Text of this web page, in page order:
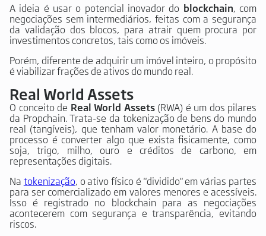
A ideia é usar o potencial inovador do blockchain, com
negociações sem intermediários, feitas com a segurança
da validação dos blocos, para atrair quem procura por
investimentos concretos, tais como os imóveis.
Porém, diferente de adquirir um imóvel inteiro, o propósito
é viabilizar frações de ativos do mundo real.
Real World Assets
O conceito de Real World Assets(RWA) é um dos pilares
da Propchain. Trata-se da tokenização de bens do mundo
real (tangíveis), que tenham valor monetário. A base do
processo é converter algo que exista fisicamente, como
soja, trigo, milho, ouro e créditos de carbono, em
representações digitais.
Na tokenização, o ativo físico é "dividido" em várias partes
para ser comercializado em valores menores e acessíveis.
Isso é registrado no blockchain para as negociações
acontecerem com segurança e transparência, evitando
riscos.